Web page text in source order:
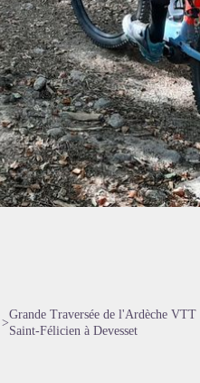
>
Grande Traversée de l'Ardèche VTT
Saint-Félicien à Devesset